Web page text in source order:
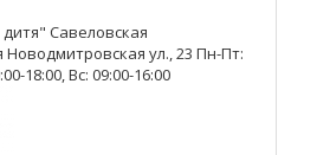
Савеловская
ул., 23 Пн-Пт:
18:00, Вс: 09:00-16:00